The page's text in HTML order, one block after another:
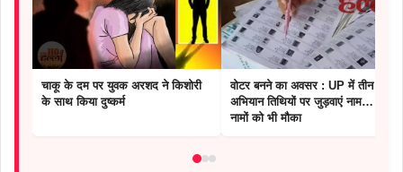
चाकू के दम पर युवक अरशद ने किशोरी
के साथ किया दुष्कर्म
वोटर बनने का अवसर : UP में तीन विशेष
अभियान तिथियों पर जुड़वाएं नाम… हटे
नामों को भी मौका